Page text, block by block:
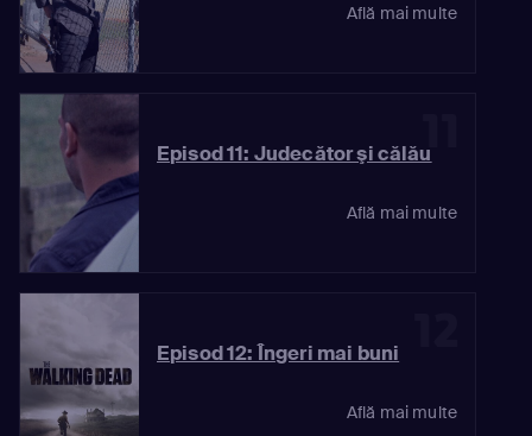
Află mai multe
Episod 11: Judecător şi călău
Află mai multe
Episod 12: Îngeri mai buni
Află mai multe